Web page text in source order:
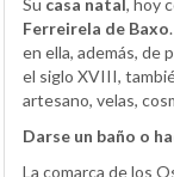
Ferreirela de Baxo
en ella, además, de
el siglo XVIII,
artesano, velas,
Darse un baño o
La comarca de los